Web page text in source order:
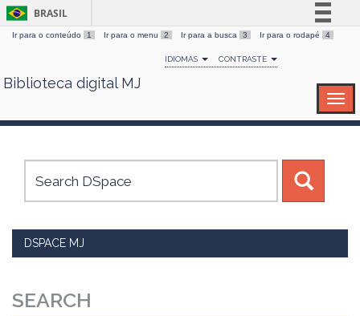
Skip
BRASIL
Simplifique!
Comunica BR
Canais
Ir para o conteúdo 1 Ir para o menu 2 Ir para a busca 3 Ir para o rodapé 4
IDIOMAS CONTRASTE
Biblioteca digital MJ
DSPACE MJ
SEARCH